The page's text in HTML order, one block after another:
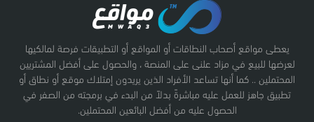
يعطى مواقع أصحاب النطاقات أو المواقع أو التطبيقات فرصة لمالكيها
لعرضها للبيع في مزاد علنى على المنصة ، والحصول على أفضل المشتريين
المحتملين .. كما أنها تساعد الأفراد الذين يريدون إمتلاك موقع أو نطاق أو
تطبيق جاهز للعمل عليه مباشرةً بدلاً من البدء في برمجته من الصفر في
الحصول عليه من أفضل البائعين المحتملين.